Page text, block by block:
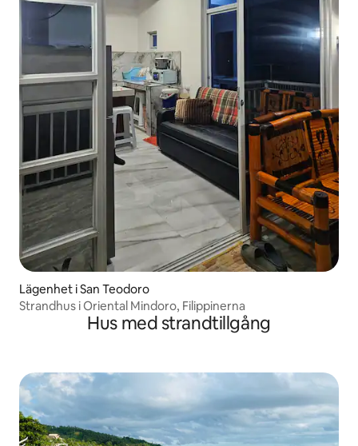
Lägenhet i San Teodoro
Strandhus i Oriental Mindoro, Filippinerna
Hus med strandtillgång